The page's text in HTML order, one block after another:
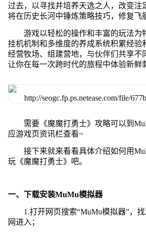
过去，以寻找并培养天选之人，改变注
将在历史长河中锤炼策略技巧，修复飞
游戏以轻松的操作和丰富的玩法为
挂机机制和多维度的养成系统积累经验
经营牧场、组建营地，与伙伴们共享不
让你在每一次跨时代的旅程中体验新鲜
需要《魔魔打勇士》攻略可以到
应游戏页资讯栏查看~
接下来就来看看具体介绍如何用
玩《魔魔打勇士》吧。
一、下载安装MuMu模拟器
1.打开网页搜索“MuMu模拟器”，
网进入；